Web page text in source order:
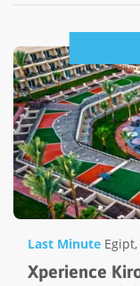
Last Minute Egipt,
Xperience